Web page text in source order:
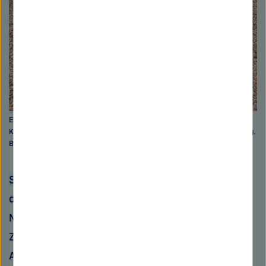
Ein starkes Team: Frank Lyko und Sina Tönges vom Deutschen
Krebsforschungszentrum (DKFZ) wagen gemeinsam die Ausgründung.
Bild: Sina Tönges
Sina Tönges:
dafür an vielen Seen in Deutschland gewesen.
Nächtelang auf der Suche nach den Krebsen.
Zusammen mit einer madagassischen Kollegin.
Auf Madagaskar sind die Tiere